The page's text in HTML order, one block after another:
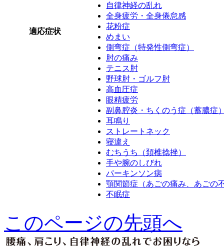
適応症状
自律神経の乱れ
全身疲労・全身倦怠感
花粉症
めまい
側弯症（特発性側弯症）
肘の痛み
テニス肘
野球肘・ゴルフ肘
高血圧症
眼精疲労
副鼻腔炎・ちくのう症（蓄膿症
耳鳴り
ストレートネック
寝違え
むちうち（頚椎捻挫）
手や腕のしびれ
パーキンソン病
顎関節症（あごの痛み、あごの
不眠症
このページの先頭へ